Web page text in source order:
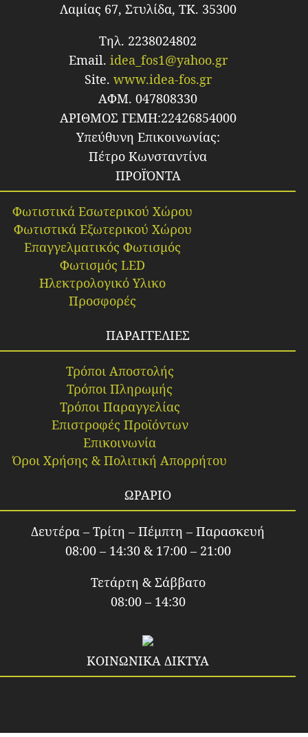
Λαμίας 67, Στυλίδα, TK. 35300
Τηλ. 2238024802
Email. idea_fos1@yahoo.gr
Site. www.idea-fos.gr
ΑΦΜ. 047808330
ΑΡΙΘΜΟΣ ΓΕΜΗ:22426854000
Υπεύθυνη Επικοινωνίας:
Πέτρο Κωνσταντίνα
ΠΡΟΪΌΝΤΑ
Φωτιστικά Εσωτερικού Χώρου
Φωτιστικά Εξωτερικού Χώρου
Επαγγελματικός Φωτισμός
Φωτισμός LED
Ηλεκτρολογικό Υλικο
Προσφορές
ΠΑΡΑΓΓΕΛΙΕΣ
Τρόποι Αποστολής
Τρόποι Πληρωμής
Τρόποι Παραγγελίας
Επιστροφές Προϊόντων
Επικοινωνία
Όροι Χρήσης & Πολιτική Απορρήτου
ΩΡΑΡΙΟ
Δευτέρα – Τρίτη – Πέμπτη – Παρασκευή
08:00 – 14:30 & 17:00 – 21:00
Τετάρτη & Σάββατο
08:00 – 14:30
ΚΟΙΝΩΝΙΚΑ ΔΙΚΤΥΑ